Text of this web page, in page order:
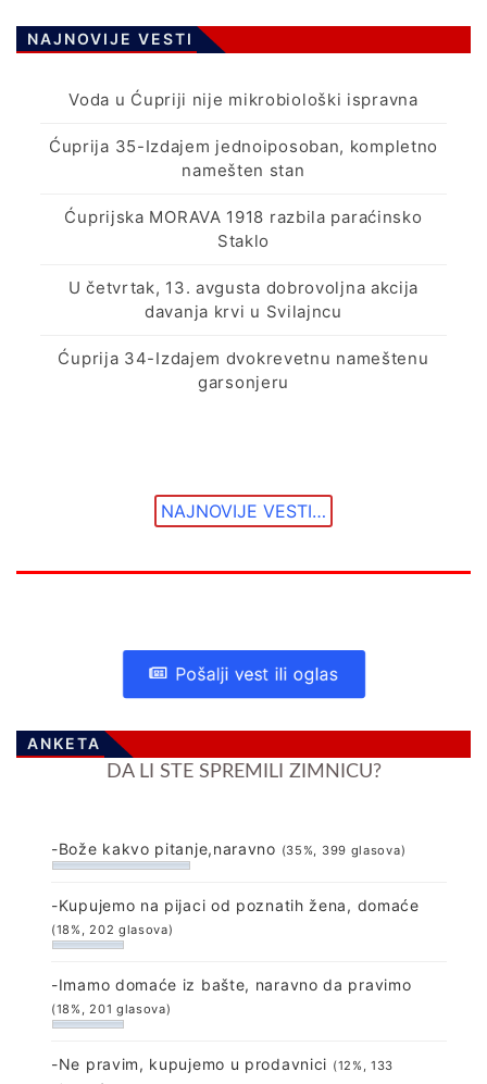
NAJNOVIJE VESTI
Voda u Ćupriji nije mikrobiološki ispravna
Ćuprija 35-Izdajem jednoiposoban, kompletno
namešten stan
Ćuprijska MORAVA 1918 razbila paraćinsko
Staklo
U četvrtak, 13. avgusta dobrovoljna akcija
davanja krvi u Svilajncu
Ćuprija 34-Izdajem dvokrevetnu nameštenu
garsonjeru
NAJNOVIJE VESTI…
Pošalji vest ili oglas
ANKETA
DA LI STE SPREMILI ZIMNICU?
-Bože kakvo pitanje,naravno (35%, 399 glasova)
-Kupujemo na pijaci od poznatih žena, domaće
(18%, 202 glasova)
-Imamo domaće iz bašte, naravno da pravimo
(18%, 201 glasova)
-Ne pravim, kupujemo u prodavnici (12%, 133